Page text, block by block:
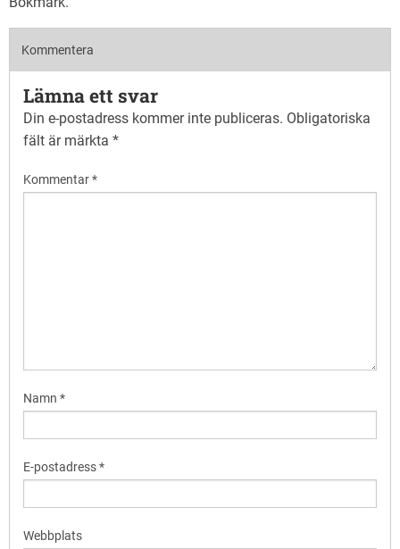
Kommentera
Lämna ett svar
Din e-postadress kommer inte publiceras. Obligatoriska
fält är märkta *
Kommentar*
Namn *
E-postadress*
Webbplats